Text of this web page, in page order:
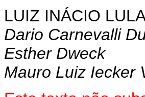
LUIZ INÁCIO
Dario Carnevalli
Esther Dweck
Mauro Luiz Iecker